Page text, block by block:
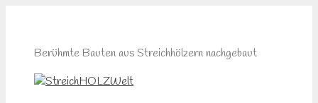
springenBerühmte Bauten aus Streichhölzern nachgebaut